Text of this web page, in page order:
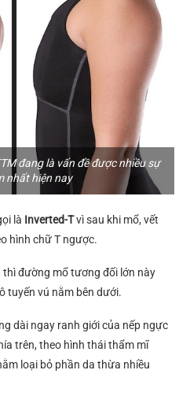
đang là vấn đề được nhiều sự
nhất hiện nay
là Inverted-Tvì sau khi mổ, vết
hình chữ T ngược.
đường mổ tương đối lớn này
tuyến vú nằm bên dưới.
dài ngay ranh giới của nếp ngực
trên, theo hình thái thẩm mĩ
loại bỏ phần da thừa nhiều